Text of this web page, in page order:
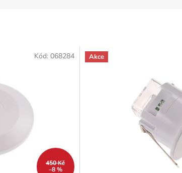
450 Kč
–8 %
Kód: 068284 Akce